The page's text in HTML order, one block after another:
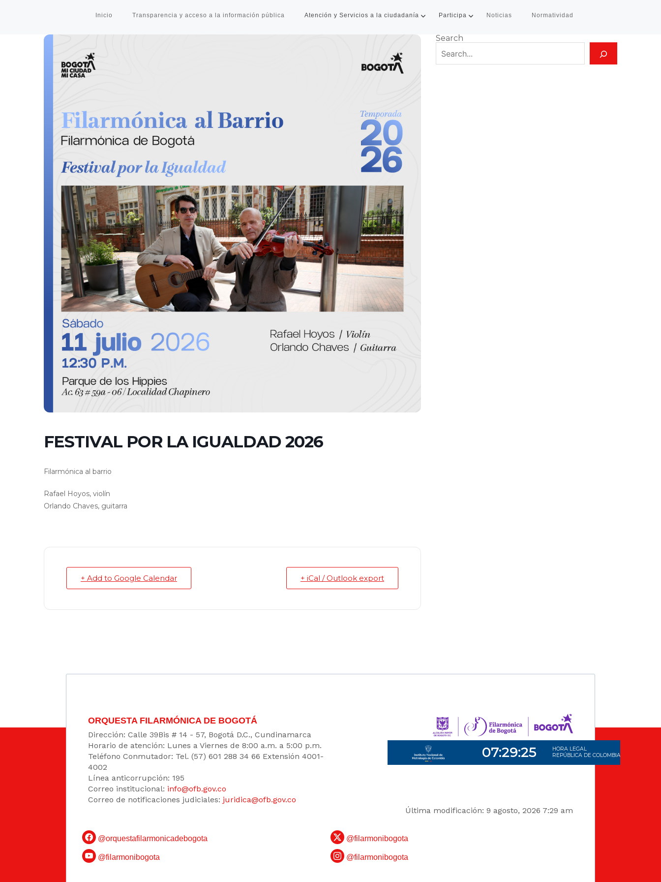
Inicio Transparencia y acceso a la información pública Atención y Servicios a la ciudadanía Participa Noticias Normatividad
FESTIVAL POR LA IGUALDAD 2026
Filarmónica al barrio
Rafael Hoyos, violín
Orlando Chaves, guitarra
+ Add to Google Calendar + iCal / Outlook export
Search
ORQUESTA FILARMÓNICA DE BOGOTÁ
Dirección: Calle 39Bis # 14 - 57, Bogotá D.C., Cundinamarca
Horario de atención: Lunes a Viernes de 8:00 a.m. a 5:00 p.m.
Teléfono Conmutador: Tel. (57) 601 288 34 66 Extensión 4001-
4002
Línea anticorrupción: 195
Correo institucional: info@ofb.gov.co
Correo de notificaciones judiciales: juridica@ofb.gov.co
Última modificación: 9 agosto, 2026 7:29 am
@orquestafilarmonicadebogota
@filarmonibogota
@filarmonibogota
@filarmonibogota